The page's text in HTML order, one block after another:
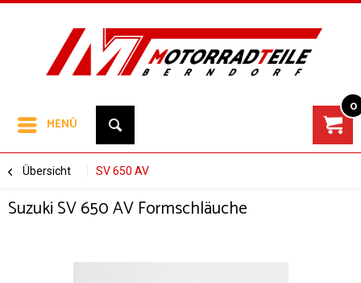
MENÜ
0
Übersicht SV 650 AV
Suzuki SV 650 AV Formschläuche